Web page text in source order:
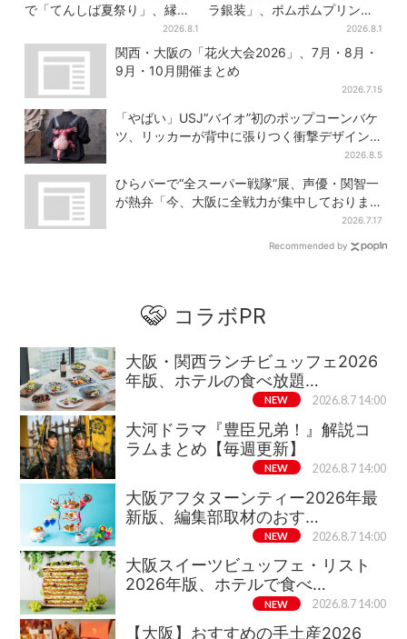
で「てんしば夏祭り」、縁日
や盆踊り…涼しいスプラッシ
ュタイムも！2日間だけ
2026.8.1
ラ銀装」、ポムポムプリンと
初コラボ 紙袋まで限定デザ
インに
2026.8.1
関西・大阪の「花火大会2026」、7月・8月・
9月・10月開催まとめ
2026.7.15
「やばい」USJ“バイオ”初のポップコーンバケ
ツ、リッカーが背中に張りつく衝撃デザイン
2026.8.5
ひらパーで“全スーパー戦隊”展、声優・関智一
が熱弁「今、大阪に全戦力が集中しておりま
2026.7.17
Recommended by
コラボPR
大阪・関西ランチビュッフェ2026
年版、ホテルの食べ放題…
NEW 2026.8.7 14:00
大河ドラマ『豊臣兄弟！』解説コ
ラムまとめ【毎週更新】
NEW 2026.8.7 14:00
大阪アフタヌーンティー2026年最
新版、編集部取材のおす…
NEW 2026.8.7 14:00
大阪スイーツビュッフェ・リスト
2026年版、ホテルで食べ…
NEW 2026.8.7 14:00
【大阪】おすすめの手土産2026